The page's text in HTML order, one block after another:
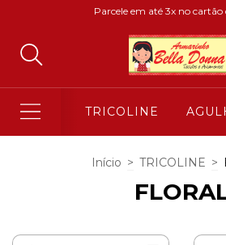
Parcele em até 3x no cartão
TRICOLINE
Início > TRICOLINE >